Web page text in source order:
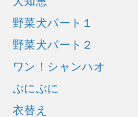
野菜犬パート１
野菜犬パート２
ワン！シャンハオ
ぶにぶに
衣替え